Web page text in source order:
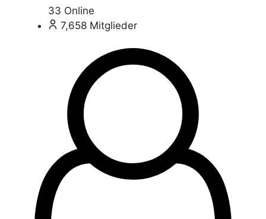
33 Online
7,658 Mitglieder